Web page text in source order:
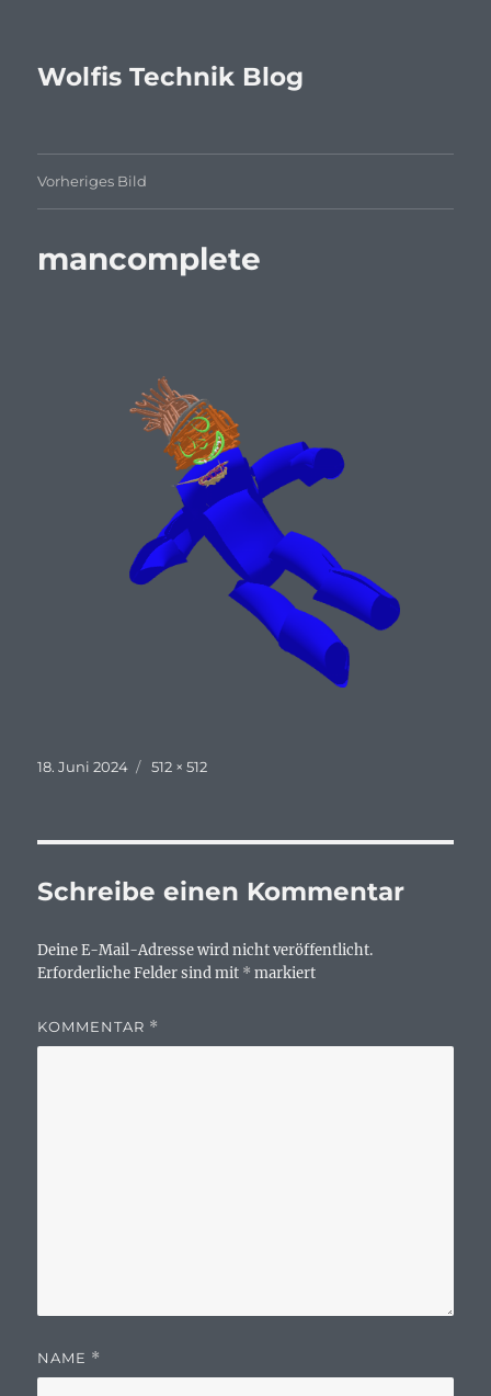
Wolfis Technik Blog
Vorheriges Bild
mancomplete
Veröffentlicht
18. Juni 2024 Originalgröße
512 × 512
Schreibe einen Kommentar
Deine E-Mail-Adresse wird nicht veröffentlicht.
Erforderliche Felder sind mit * markiert
KOMMENTAR *
NAME *